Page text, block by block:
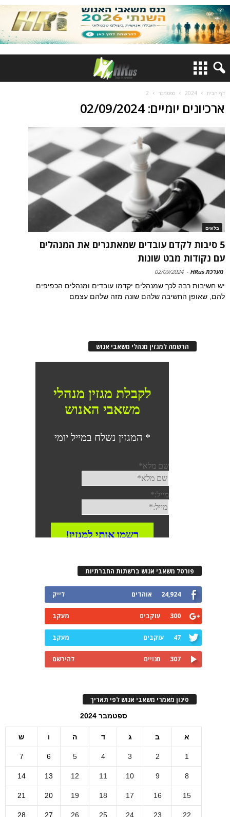
דף הבית 2024 ספטמבר 2
ארכיונים יומיים: 02/09/2024
בלוגים
5 סיבות לקדם עובדים שמאתגרים את המנהלים
עם נקודות מבט שונות
מערכת HRus -
02/09/2024
יש חשיבות רבה לכך שמנהלים יקדמו עובדים ומנהלים הכפיפים
להם, שאופן החשיבה שלהם שונה מזה שלהם עצמם
הרשמה למגזין מנהלי משאבי אנוש
פורטל משאבי אנוש ברשתות החברתיות
24,924 אוהדים לייק
300 עוקבים מעקב
47 עוקבים מעקב
307 מנויים להירשם
סינון מאמרי משאבי אנוש לפי תאריך
ספטמבר 2024
א ב ג ד ה ו ש
1
2
3
4
5
6
7
8
9
10
11
12
13
14
15
16
17
18
19
20
21
22
23
24
25
26
27
28